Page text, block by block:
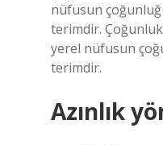
nüfusun
terimdir.
yerel nüfusun
terimdir.
Azınlık